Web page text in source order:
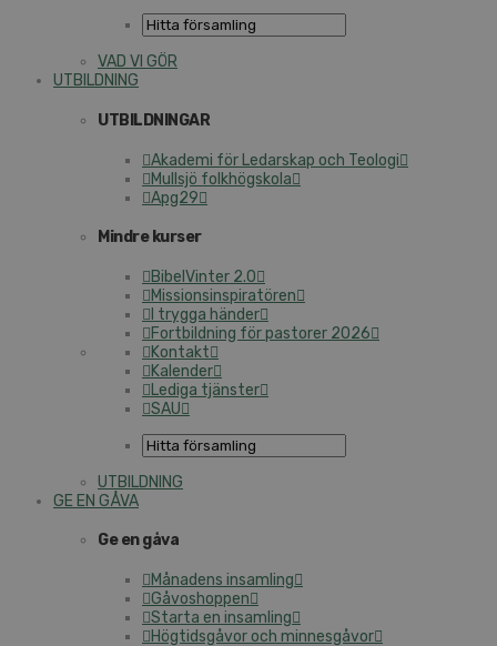
VAD VI GÖR
UTBILDNING
UTBILDNINGAR
Akademi för Ledarskap och Teologi
Mullsjö folkhögskola
Apg29
Mindre kurser
BibelVinter 2.0
Missionsinspiratören
I trygga händer
Fortbildning för pastorer 2026
Kontakt
Kalender
Lediga tjänster
SAU
UTBILDNING
GE EN GÅVA
Ge en gåva
Månadens insamling
Gåvoshoppen
Starta en insamling
Högtidsgåvor och minnesgåvor